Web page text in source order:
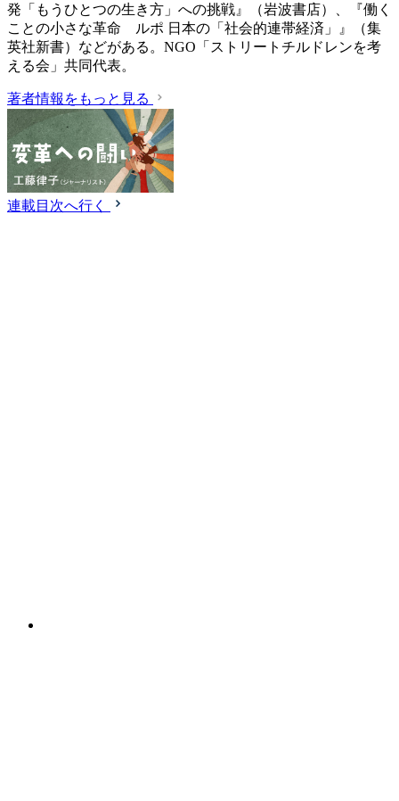
発「もうひとつの生き方」への挑戦』（岩波書店）、『働く
ことの小さな革命 ルポ 日本の「社会的連帯経済」』（集
英社新書）などがある。NGO「ストリートチルドレンを考
える会」共同代表。
著者情報をもっと見る
連載目次へ行く